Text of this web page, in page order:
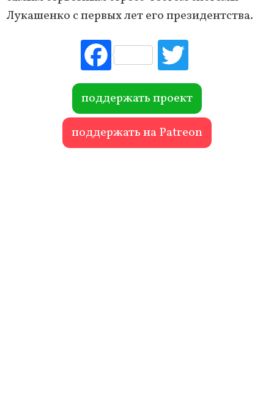
Лукашенко с первых лет его президентства.
Fac
ebo
ok r
поддержать проект
поддержать на Patreon